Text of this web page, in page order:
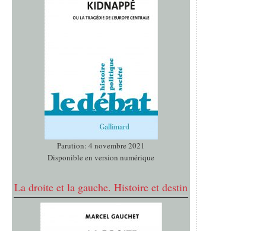
Parution: 4 novembre 2021
Disponible en version numérique
La droite et la gauche. Histoire et destin